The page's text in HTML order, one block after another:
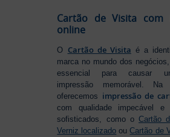
Cartão de Visita com
online
O Cartão de Visita é a
marca no mundo dos
essencial para causar
impressão memorável.
oferecemos impressão de
com qualidade impecável e
sofisticados, como o Cartão
Verniz localizado ouCartão de